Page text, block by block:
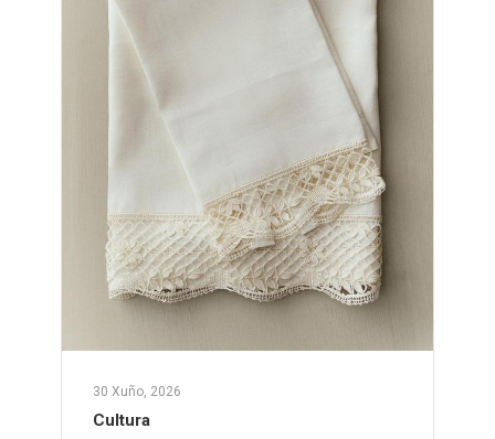
30 Xuño, 2026
Cultura